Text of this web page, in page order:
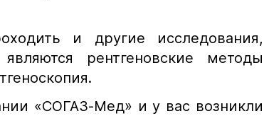
и другие исследования,
рентгеновские методы
«СОГАЗ-Мед» и у вас возникли